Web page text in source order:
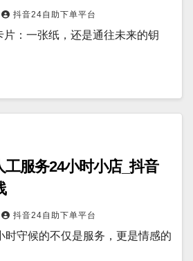
抖音24自助下单平台
：一张纸，还是通往未来的钥
服务24小时小店_抖音
抖音24自助下单平台
时守候的不仅是服务，更是情感的